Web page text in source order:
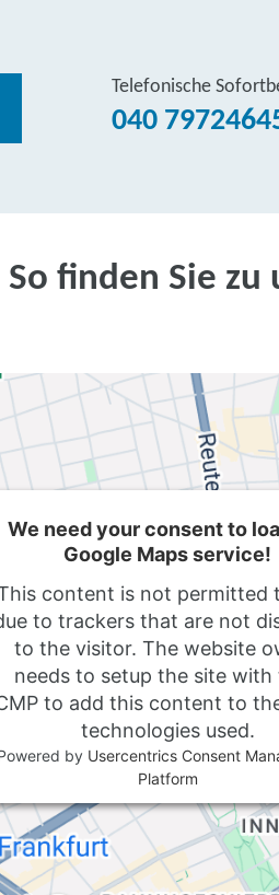
Telefonische
040
So finden Sie zu
We need your consent to
Google Maps service!
content is not permitted
to trackers that are not
to the visitor. The website
needs to setup the site with
to add this content to
technologies used.
by Usercentrics Consent
Platform